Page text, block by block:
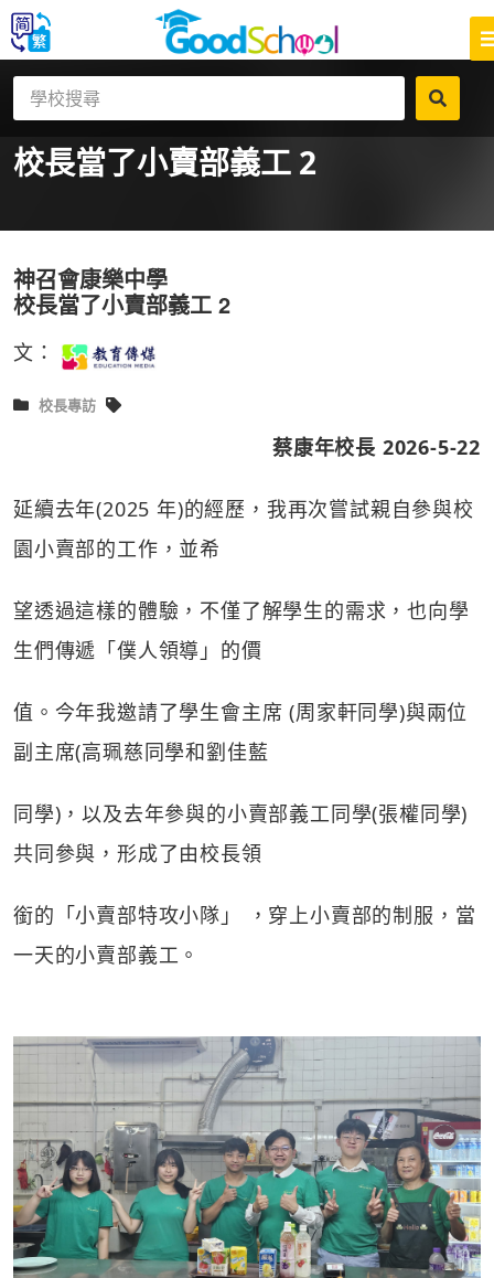
校長當了小賣部義工 2
神召會康樂中學
校長當了小賣部義工 2
文：
校長專訪
蔡康年校長 2026-5-22
延續去年(2025 年)的經歷，我再次嘗試親自參與校
園小賣部的工作，並希
望透過這樣的體驗，不僅了解學生的需求，也向學
生們傳遞「僕人領導」的價
值。今年我邀請了學生會主席 (周家軒同學)與兩位
副主席(高珮慈同學和劉佳藍
同學)，以及去年參與的小賣部義工同學(張權同學)
共同參與，形成了由校長領
銜的「小賣部特攻小隊」 ，穿上小賣部的制服，當
一天的小賣部義工。